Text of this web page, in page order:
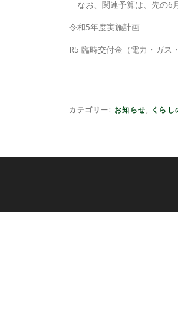
なお、関連予算は、先の6
令和5年度実施計画
R5 臨時交付金（電力・ガス
カテゴリー: お知らせ, くらし